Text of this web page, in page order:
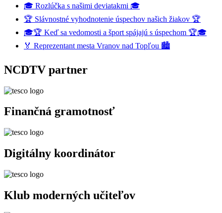
🎓 Rozlúčka s našimi deviatakmi 🎓
🏆 Slávnostné vyhodnotenie úspechov našich žiakov 🏆
🎓🏆 Keď sa vedomosti a šport spájajú s úspechom 🏆🎓
🏅 Reprezentant mesta Vranov nad Topľou 🏙️
NCDTV partner
Finančná gramotnosť
Digitálny koordinátor
Klub moderných učiteľov